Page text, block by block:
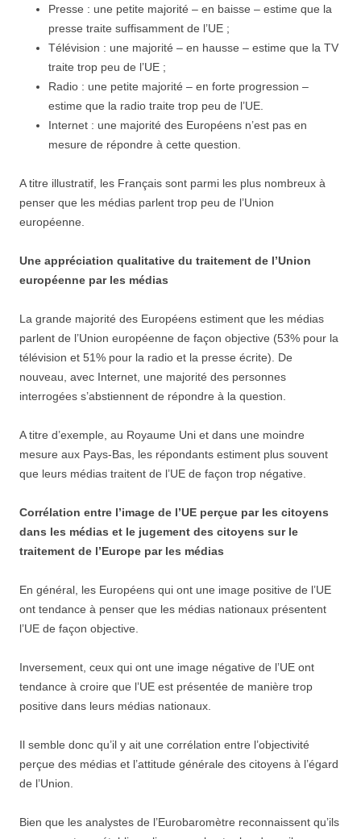
Presse : une petite majorité – en baisse – estime que la
presse traite suffisamment de l’UE ;
Télévision : une majorité – en hausse – estime que la TV
traite trop peu de l’UE ;
Radio : une petite majorité – en forte progression –
estime que la radio traite trop peu de l’UE.
Internet : une majorité des Européens n’est pas en
mesure de répondre à cette question.
A titre illustratif, les Français sont parmi les plus nombreux à
penser que les médias parlent trop peu de l’Union
européenne.
Une appréciation qualitative du traitement de l’Union
européenne par les médias
La grande majorité des Européens estiment que les médias
parlent de l’Union européenne de façon objective (53% pour la
télévision et 51% pour la radio et la presse écrite). De
nouveau, avec Internet, une majorité des personnes
interrogées s’abstiennent de répondre à la question.
A titre d’exemple, au Royaume Uni et dans une moindre
mesure aux Pays-Bas, les répondants estiment plus souvent
que leurs médias traitent de l’UE de façon trop négative.
Corrélation entre l’image de l’UE perçue par les citoyens
dans les médias et le jugement des citoyens sur le
traitement de l’Europe par les médias
En général, les Européens qui ont une image positive de l’UE
ont tendance à penser que les médias nationaux présentent
l’UE de façon objective.
Inversement, ceux qui ont une image négative de l’UE ont
tendance à croire que l’UE est présentée de manière trop
positive dans leurs médias nationaux.
Il semble donc qu’il y ait une corrélation entre l’objectivité
perçue des médias et l’attitude générale des citoyens à l’égard
de l’Union.
Bien que les analystes de l’Eurobaromètre reconnaissent qu’ils